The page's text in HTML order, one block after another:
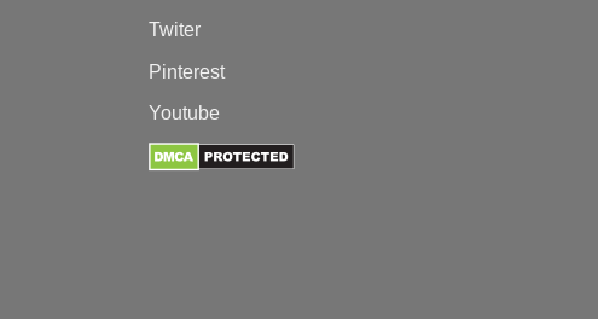
Twiter
Pinterest
Youtube